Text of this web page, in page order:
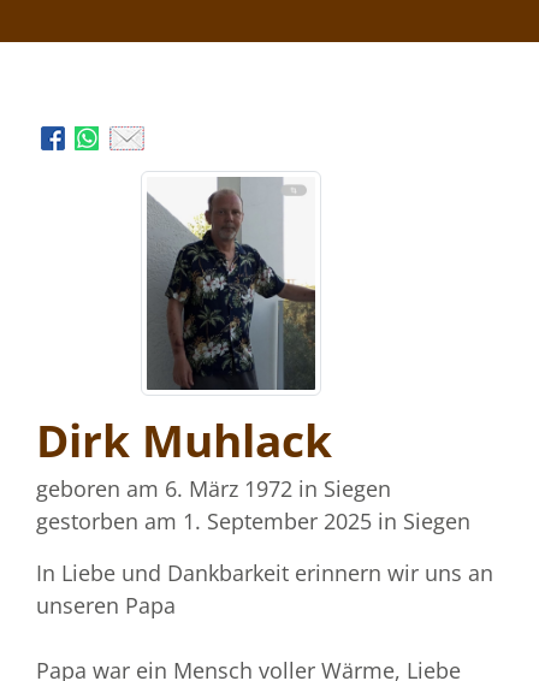
Dirk Muhlack
geboren am 6. März 1972 in Siegen
gestorben am 1. September 2025 in Siegen
In Liebe und Dankbarkeit erinnern wir uns an
unseren Papa
Papa war ein Mensch voller Wärme, Liebe